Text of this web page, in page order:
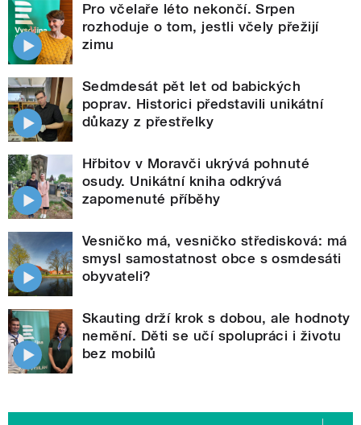
Pro včelaře léto nekončí. Srpen
rozhoduje o tom, jestli včely přežijí
zimu
Sedmdesát pět let od babických
poprav. Historici představili unikátní
důkazy z přestřelky
Hřbitov v Moravči ukrývá pohnuté
osudy. Unikátní kniha odkrývá
zapomenuté příběhy
Vesničko má, vesničko středisková: má
smysl samostatnost obce s osmdesáti
obyvateli?
Skauting drží krok s dobou, ale hodnoty
nemění. Děti se učí spolupráci i životu
bez mobilů